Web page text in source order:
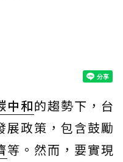
中和的趨勢下，台
展政策，包含鼓勵
等。然而，要實現